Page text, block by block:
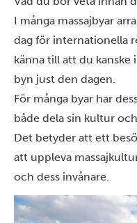
I många massajbyar
dag för internationella
känna till att du kanske
byn just den dagen.
För många byar har
både dela sin kultur
Det betyder att ett
att uppleva
och dess invånare.